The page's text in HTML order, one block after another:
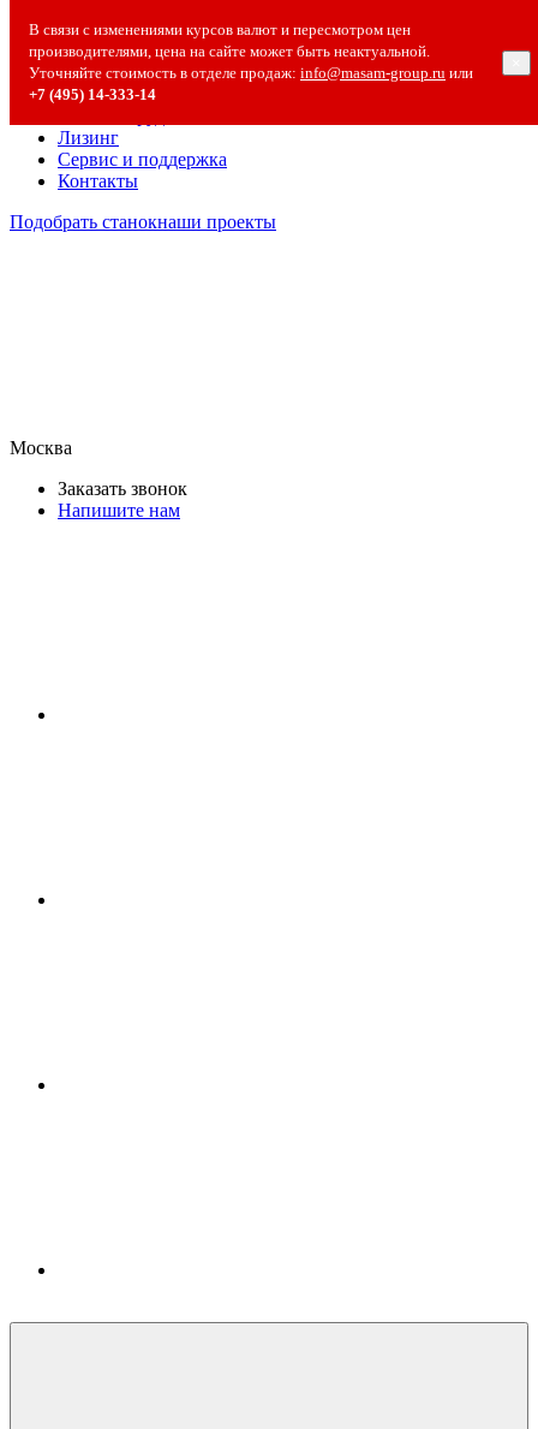
В связи с изменениями курсов валют и пересмотром цен
производителями, цена на сайте может быть неактуальной.
Уточняйте стоимость в отделе продаж: info@masam-group.ru или
+7 (495) 14‑333‑14
О компании
О компании
Полезная информация
Вакансии
Лизинг
Сервис и поддержка
Контакты
Подобрать станокнаши проекты
Москва
Заказать звонок
Напишите нам